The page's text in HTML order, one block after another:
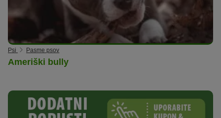
Psi Pasme psov
Ameriški bully